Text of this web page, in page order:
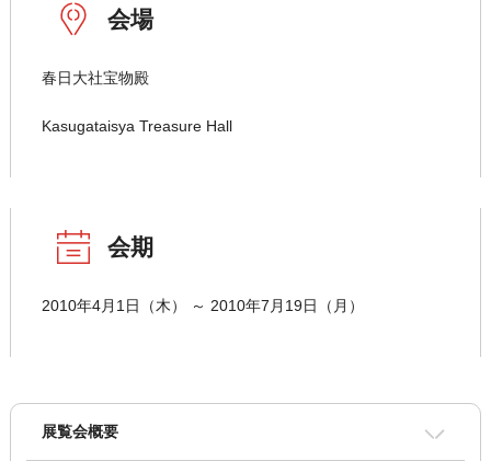
会場
春日大社宝物殿
Kasugataisya Treasure Hall
会期
2010年4月1日（木） ～ 2010年7月19日（月）
展覧会概要